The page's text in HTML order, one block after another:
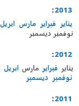
2013
:
يناير فبراير مارس ابريل
نوفمبر ديسمبر
2012
:
يناير فبراير مارس ابريل
نوفمبر ديسمبر
2011
: